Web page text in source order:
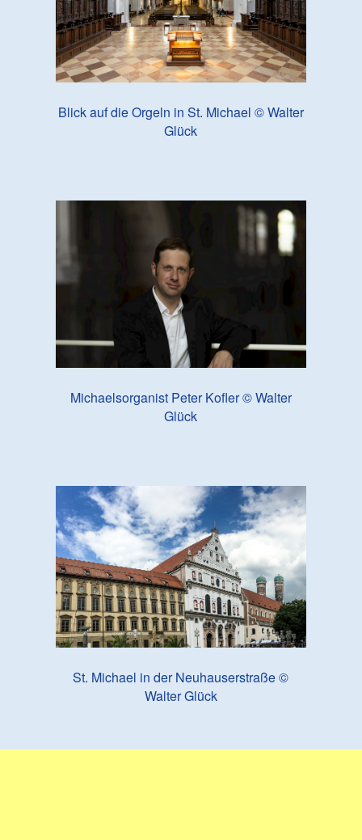
Blick auf die Orgeln in St. Michael © Walter
Glück
Michaelsorganist Peter Kofler © Walter
Glück
St. Michael in der Neuhauserstraße ©
Walter Glück